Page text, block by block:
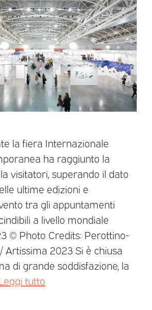
la fiera Internazionale
ha raggiunto la
visitatori, superando il dato
ultime edizioni e
tra gli appuntamenti
a livello mondiale
© Photo Credits: Perottino-
Artissima 2023 Si è chiusa
di grande soddisfazione, la
tutto